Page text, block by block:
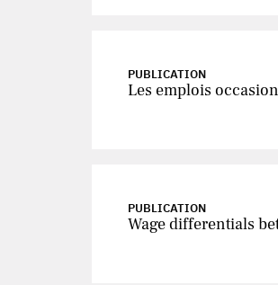
PUBLICATION
Les emplois
PUBLICATION
Wage differentials